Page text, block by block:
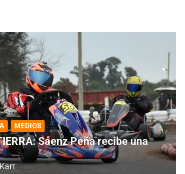
MEDIOS
Sáenz Peña recibe una